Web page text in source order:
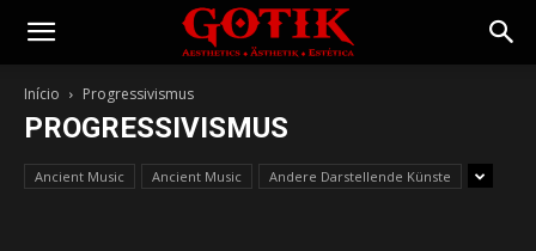
Gotik
Início Progressivismus
PROGRESSIVISMUS
Ancient Music Ancient Music Andere Darstellende Künste